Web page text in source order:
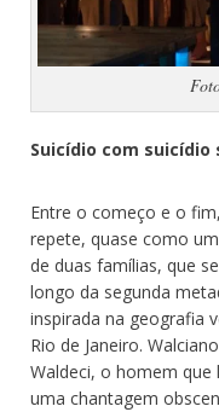
Suicídio com suicídio
Entre o começo e o fim,
repete, quase como
de duas famílias, que
longo da segunda
inspirada na geografia
Rio de Janeiro.
Waldeci, o homem que
uma chantagem